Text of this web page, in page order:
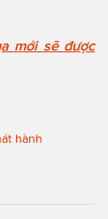
mới sẽ được
hành